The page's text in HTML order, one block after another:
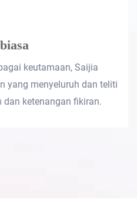
keutamaan, Saijia
yang menyeluruh dan teliti
ketenangan fikiran.